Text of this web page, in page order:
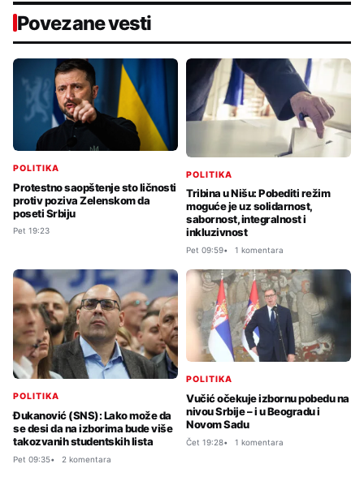
Povezane vesti
POLITIKA
Protestno saopštenje sto ličnosti
protiv poziva Zelenskom da
poseti Srbiju
Pet 19:23
POLITIKA
Tribina u Nišu: Pobediti režim
moguće je uz solidarnost,
sabornost, integralnost i
inkluzivnost
Pet 09:59 1 komentara
POLITIKA
Đukanović (SNS): Lako može da
se desi da na izborima bude više
takozvanih studentskih lista
Pet 09:35 2 komentara
POLITIKA
Vučić očekuje izbornu pobedu na
nivou Srbije – i u Beogradu i
Novom Sadu
Čet 19:28 1 komentara